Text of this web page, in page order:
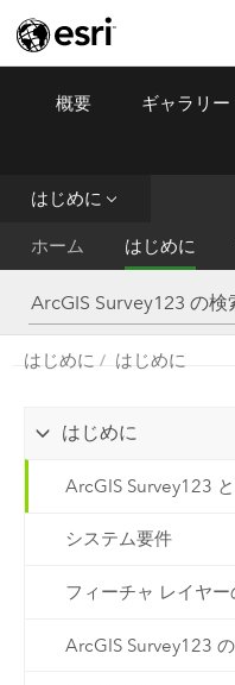
ArcGIS Survey123
概要 ギャラリー
はじめに
ホーム はじめに
はじめに はじめに
はじめに
ArcGIS Survey123
システム要件
フィーチャ レイヤー
ArcGIS Survey123